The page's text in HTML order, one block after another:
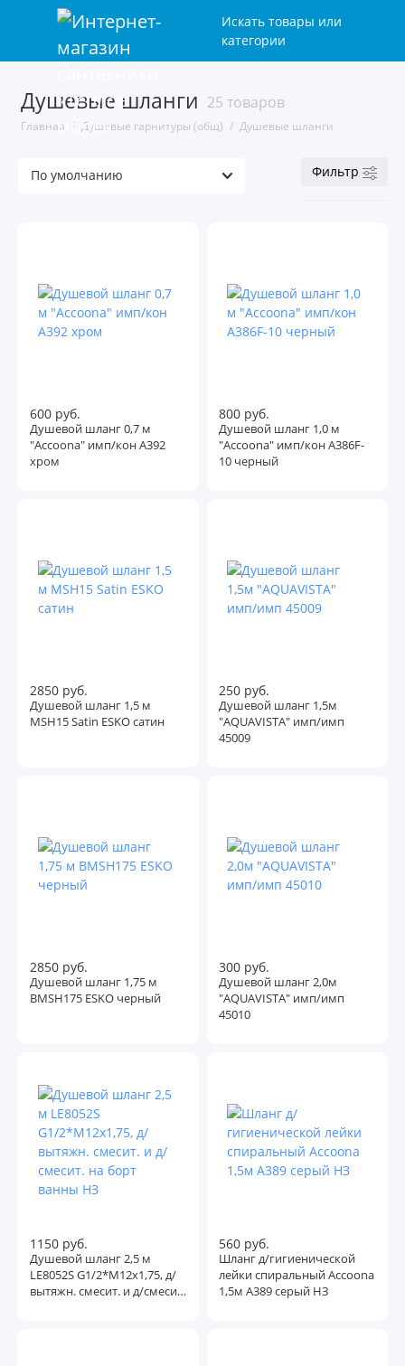
Искать товары или
категории
Душевые шланги 25 товаров
Главная Душевые гарнитуры (общ) Душевые шланги
Душевые гарнитуры
Душевые шланги Фильтр
600 руб.
Душевой шланг 0,7 м
"Accoona" имп/кон A392
хром
800 руб.
Душевой шланг 1,0 м
"Accoona" имп/кон A386F-
10 черный
2850 руб.
Душевой шланг 1,5 м
MSH15 Satin ESKO сатин
250 руб.
Душевой шланг 1,5м
"AQUAVISTA" имп/имп
45009
2850 руб.
Душевой шланг 1,75 м
BMSH175 ESKO черный
300 руб.
Душевой шланг 2,0м
"AQUAVISTA" имп/имп
45010
1150 руб.
Душевой шланг 2,5 м
LE8052S G1/2*M12х1,75, д/
вытяжн. смесит. и д/смесит.
560 руб.
Шланг д/гигиенической
лейки спиральный Accoona
1,5м A389 серый НЗ